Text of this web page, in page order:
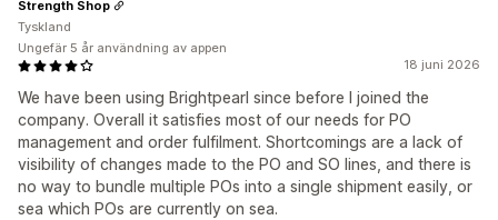
18 juni 2026
We have been using Brightpearl since before I joined the
company. Overall it satisfies most of our needs for PO
management and order fulfilment. Shortcomings are a lack of
visibility of changes made to the PO and SO lines, and there is
no way to bundle multiple POs into a single shipment easily, or
sea which POs are currently on sea.
Strength Shop
Tyskland
Ungefär 5 år användning av appen